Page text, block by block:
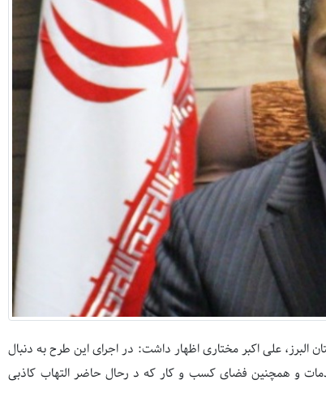
البرز، علی اکبر مختاری اظهار داشت: در اجرای این طرح به دنبال
و همچنین فضای کسب و کار که د رحال حاضر التهاب کاذبی